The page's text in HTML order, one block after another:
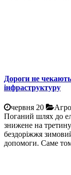
Дороги не
інфраструктуру
червня 20
Поганий шлях до
знижене на
бездоріжжя
допомоги. Саме